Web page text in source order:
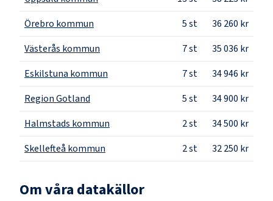
Örebro kommun
5st
36 260 kr
Västerås kommun
7st
35 036 kr
Eskilstuna kommun
7st
34 946 kr
Region Gotland
5st
34 900 kr
Halmstads kommun
2st
34 500 kr
Skellefteå kommun
2st 32 250 kr
Om våra datakällor